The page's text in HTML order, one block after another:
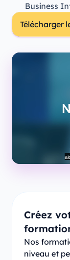
Business
Télécharger
Créez
Nos
niveau et